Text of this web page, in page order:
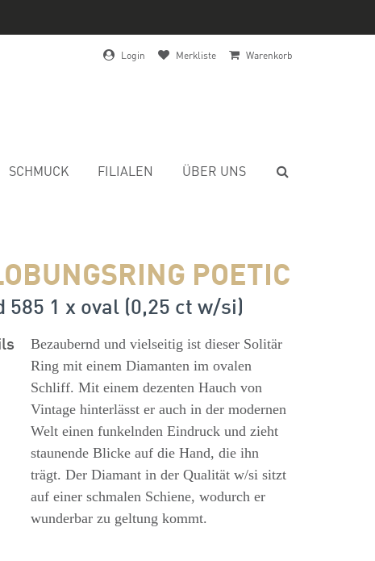
Login Merkliste Warenkorb
SCHMUCK FILIALEN ÜBER UNS
POETIC
585 1 x oval (0,25 ct w/si)
Bezaubernd und vielseitig ist dieser Solitär
Ring mit einem Diamanten im ovalen
Schliff. Mit einem dezenten Hauch von
Vintage hinterlässt er auch in der modernen
Welt einen funkelnden Eindruck und zieht
staunende Blicke auf die Hand, die ihn
trägt. Der Diamant in der Qualität w/si sitzt
auf einer schmalen Schiene, wodurch er
wunderbar zu geltung kommt.